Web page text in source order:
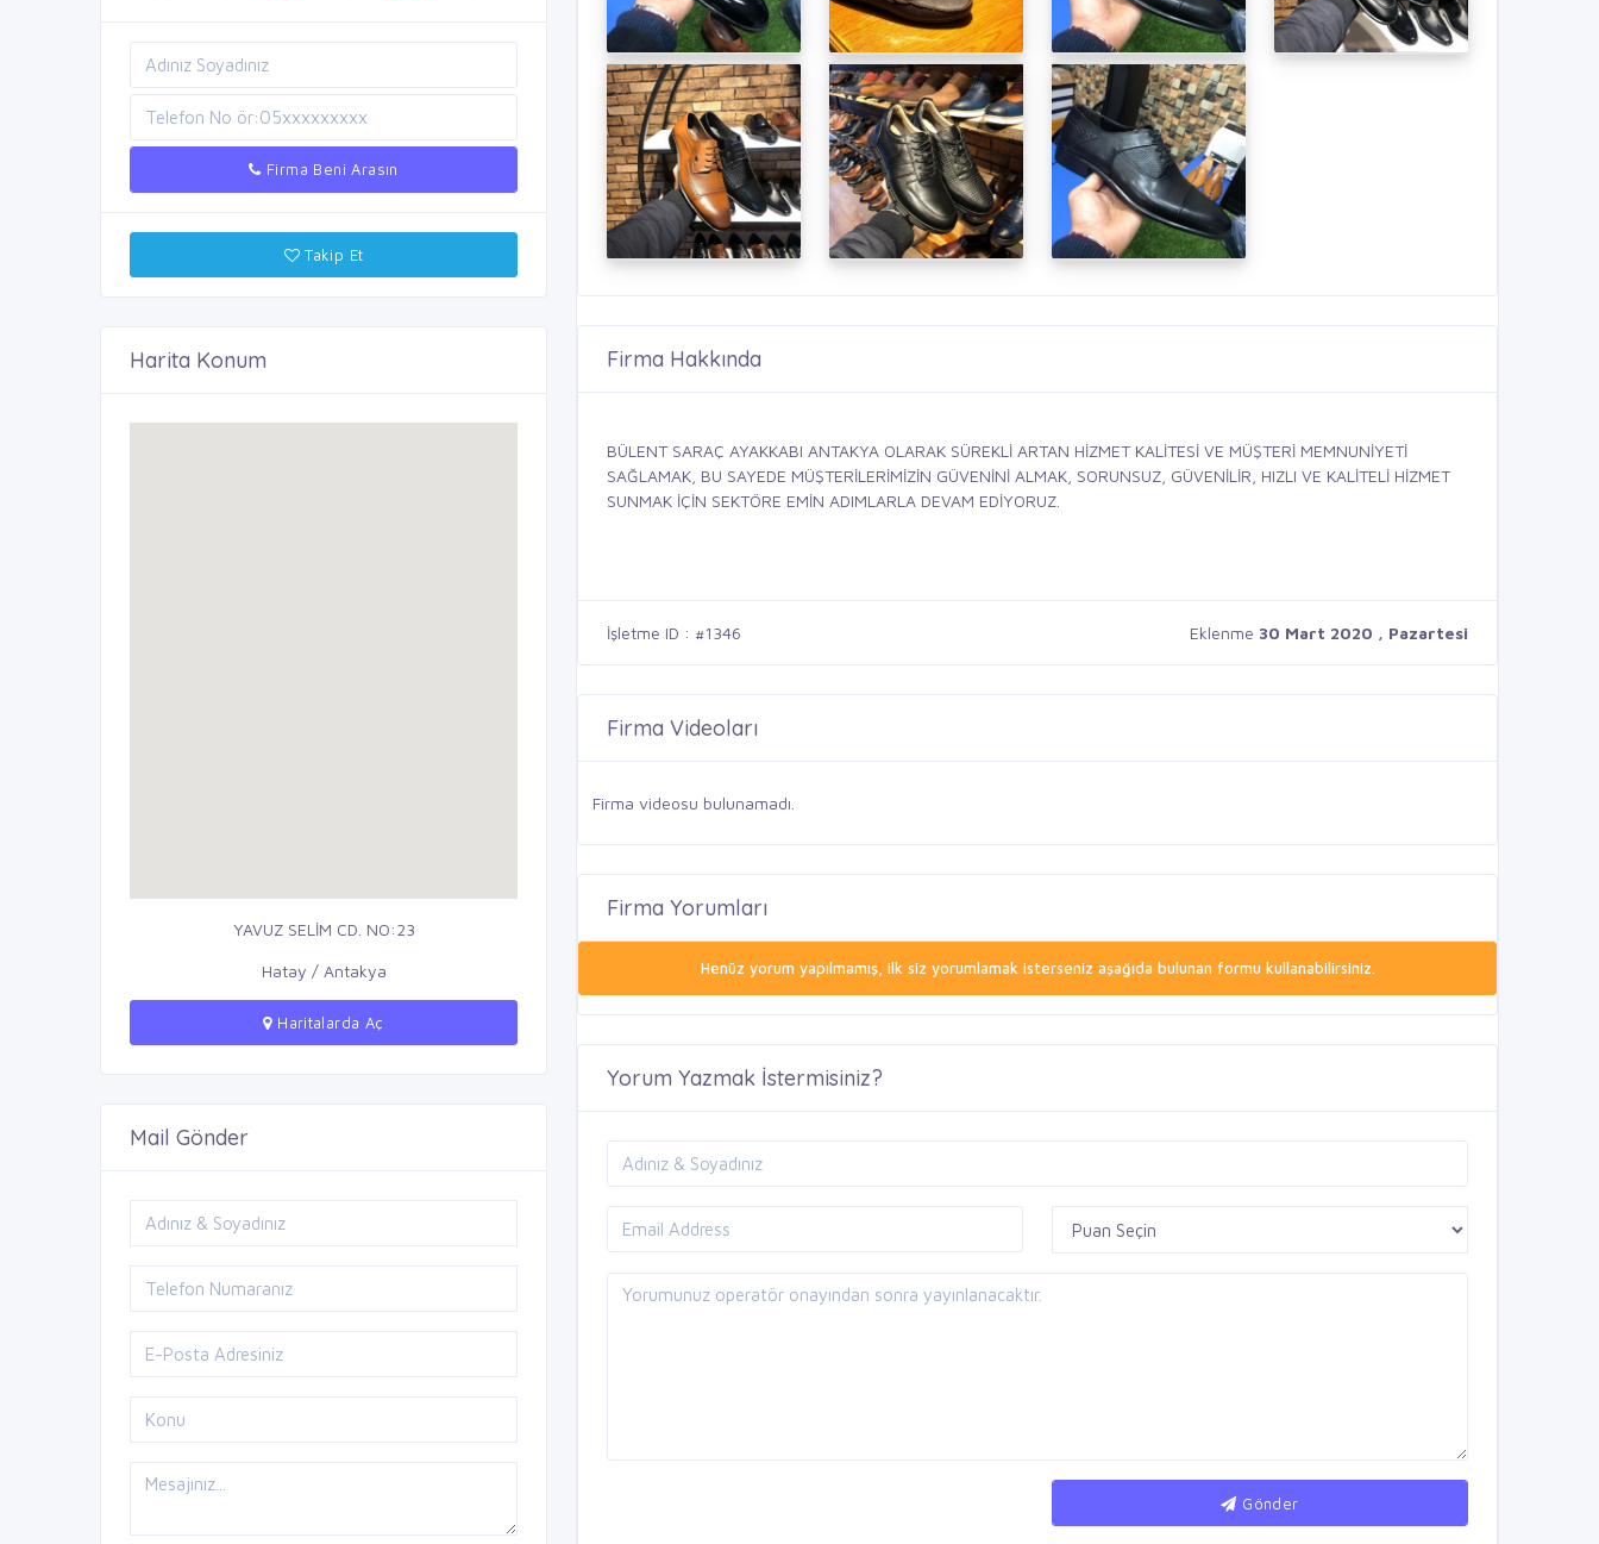
Firma Beni Arasın
Takip Et
Harita Konum
YAVUZ SELİM CD. NO:23
Hatay / Antakya
Haritalarda Aç
Mail Gönder
Firma Hakkında
BÜLENT SARAÇ AYAKKABI ANTAKYA OLARAK SÜREKLİ ARTAN HİZMET KALİTESİ VE MÜŞTERİ MEMNUNİYETİ
SAĞLAMAK, BU SAYEDE MÜŞTERİLERİMİZİN GÜVENİNİ ALMAK, SORUNSUZ, GÜVENİLİR, HIZLI VE KALİTELİ HİZMET
SUNMAK İÇİN SEKTÖRE EMİN ADIMLARLA DEVAM EDİYORUZ.
İşletme ID : #1346 Eklenme 30 Mart 2020 , Pazartesi
Firma Videoları
Firma videosu bulunamadı.
Firma Yorumları
Henüz yorum yapılmamış, ilk siz yorumlamak isterseniz aşağıda bulunan formu kullanabilirsiniz.
Yorum Yazmak İstermisiniz?
Gönder